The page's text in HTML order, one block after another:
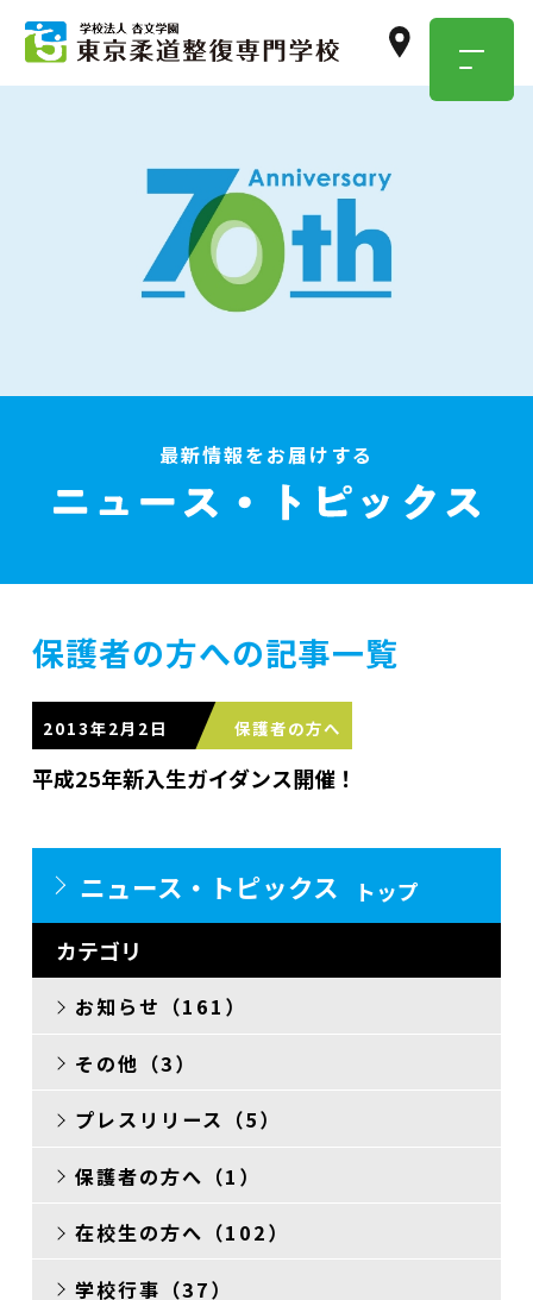
TOKYO JUSEN
OPEN
CAMPUS
学校のこと・職業のこと、
資料請求
学校案内
学部紹介
入学案内
資格・就職
その他
最新情報をお届けする
保護者の方への記事一覧
2013年2月2日
平成25年新入生ガイダンス開催！
ニュース・トピックス
トップ
カテゴリ
お知らせ（161）
その他（3）
プレスリリース（5）
保護者の方へ（1）
在校生の方へ（102）
学校行事（37）